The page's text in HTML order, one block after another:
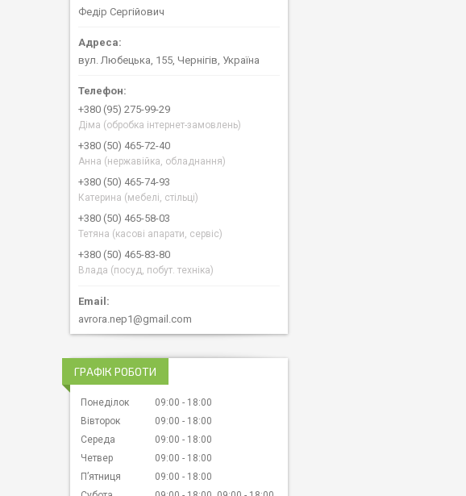
Федір Сергійович
вул. Любецька, 155, Чернігів, Україна
+380 (95) 275-99-29
Діма (обробка інтернет-замовлень)
+380 (50) 465-72-40
Анна (нержавійка, обладнання)
+380 (50) 465-74-93
Катерина (мебелі, стільці)
+380 (50) 465-58-03
Тетяна (касові апарати, сервіс)
+380 (50) 465-83-80
Влада (посуд, побут. техніка)
avrora.nep1@gmail.com
ГРАФІК РОБОТИ
Понеділок 09:00
18:00
Вівторок
09:00
18:00
Середа
09:00
18:00
Четвер
09:00
18:00
Пʼятниця
09:00
18:00